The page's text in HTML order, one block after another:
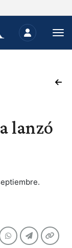
lanzó